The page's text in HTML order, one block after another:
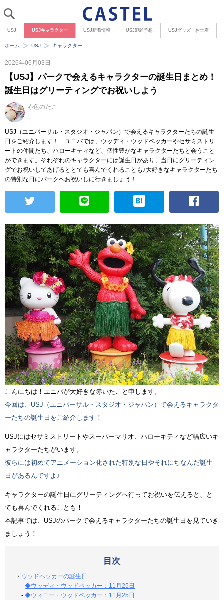
USJ USJキャラクター USJ新着情報 USJ混雑予想 USJグッズ・お土産
ホーム USJ キャラクター
2026年06月03日
【USJ】パークで会えるキャラクターの誕生日まとめ！
誕生日はグリーティングでお祝いしよう
赤色のたこ
USJ（ユニバーサル・スタジオ・ジャパン）で会えるキャラクターたちの誕生
日をご紹介します！ ユニバでは、ウッディ・ウッドペッカーやセサミストリ
ートの仲間たち、ハローキティなど、個性豊かなキャラクターたちと会うこと
ができます。それぞれのキャラクターには誕生日があり、当日にグリーティン
グでお祝いしてあげるととても喜んでくれることも♪大好きなキャラクターたち
の特別な日にパークヘお祝いしに行きましょう！
こんにちは！ユニバが大好きな赤いたこと申します。
今回は、USJ（ユニバーサル・スタジオ・ジャパン）で会えるキャラクタ
ーたちの誕生日をご紹介します！
USJにはセサミストリートやスーパーマリオ、ハローキティなど幅広いキ
ャラクターたちがいます。
彼らには初めてアニメーション化された特別な日やそれにちなんだ誕生
日があるんですよ♪
キャラクターの誕生日にグリーティングへ行ってお祝いを伝えると、と
ても喜んでくれることも！
本記事では、USJのパークで会えるキャラクターたちの誕生日を見ていき
ましょう！
目次
・ ウッドペッカーの誕生日
-◆ウッディ・ウッドペッカー：11月25日
-◆ウィニー・ウッドペッカー：11月25日